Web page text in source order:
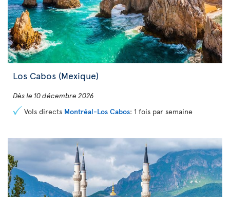
Los Cabos (Mexique)
Dès le 10 décembre 2026
Vols directs Montréal-Los Cabos: 1 fois par semaine